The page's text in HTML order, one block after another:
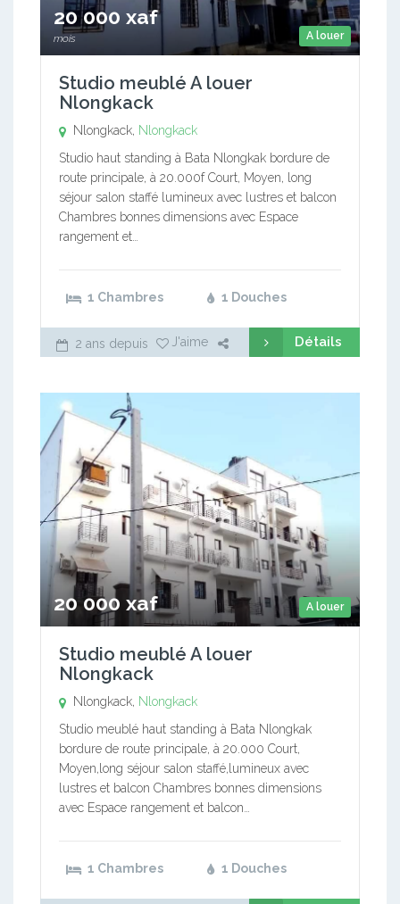
A louer
20 000 xaf
mois
Studio meublé A louer
Nlongkack
Nlongkack, Nlongkack
Studio haut standing à Bata Nlongkak bordure de
route principale, à 20.000f Court, Moyen, long
séjour salon staffé lumineux avec lustres et balcon
Chambres bonnes dimensions avec Espace
rangement et…
1 Chambres 1 Douches
2 ans depuis J'aime Détails
A louer
20 000 xaf
Studio meublé A louer
Nlongkack
Nlongkack, Nlongkack
Studio meublé haut standing à Bata Nlongkak
bordure de route principale, à 20.000 Court,
Moyen,long séjour salon staffé,lumineux avec
lustres et balcon Chambres bonnes dimensions
avec Espace rangement et balcon…
1 Chambres 1 Douches